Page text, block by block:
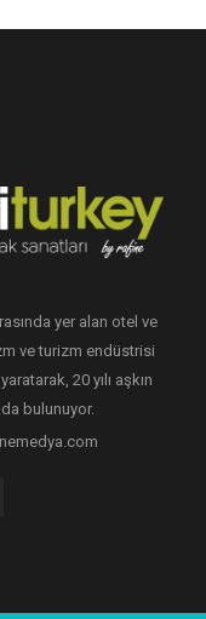
yer alan otel ve
ve turizm endüstrisi
20 yılı aşkın
bulunuyor.